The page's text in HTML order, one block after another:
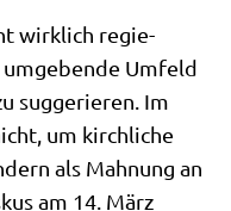
wirk­lich regie­
Umfeld
sug­ge­rie­ren. Im
um kirch­li­che
als Mah­nung an
am 14. März